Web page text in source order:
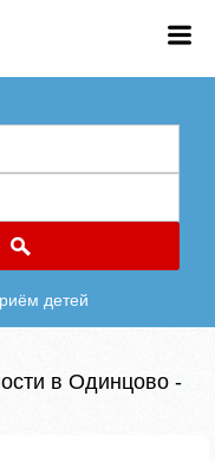
детей
в Одинцово -